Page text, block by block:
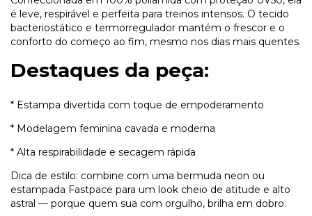
é leve, respirável e perfeita para treinos intensos. O tecido
bacteriostático e termorregulador mantém o frescor e o
conforto do começo ao fim, mesmo nos dias mais quentes.
Destaques da peça:
* Estampa divertida com toque de empoderamento
* Modelagem feminina cavada e moderna
* Alta respirabilidade e secagem rápida
Dica de estilo: combine com uma bermuda neon ou
estampada Fastpace para um look cheio de atitude e alto
astral — porque quem sua com orgulho, brilha em dobro.